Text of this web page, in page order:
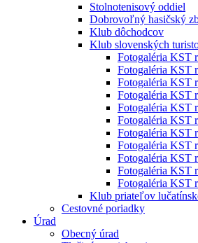
Stolnotenisový oddiel
Dobrovoľný hasičský
Klub dôchodcov
Klub slovenských
Fotogaléria KST
Fotogaléria KST
Fotogaléria KST
Fotogaléria KST
Fotogaléria KST
Fotogaléria KST
Fotogaléria KST
Fotogaléria KST
Fotogaléria KST
Fotogaléria KST
Fotogaléria KST
Klub priateľov
Cestovné poriadky
Úrad
Obecný úrad